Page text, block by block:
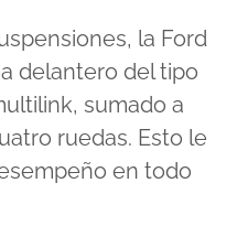
la Ford
delantero del tipo
sumado a
ruedas. Esto le
en todo